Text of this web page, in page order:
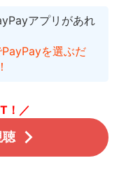
アプリがあれ
を選ぶだ
！／
聴